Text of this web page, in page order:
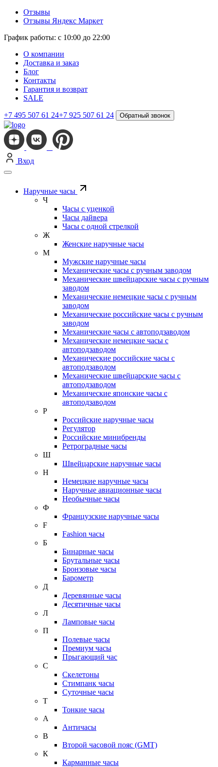
Отзывы
Отзывы Яндекс Маркет
График работы: с 10:00 до 22:00
О компании
Доставка и заказ
Блог
Контакты
Гарантия и возврат
SALE
+7 495 507 61 24+7 925 507 61 24 Обратный звонок
Вход
Наручные часы
Ч
Часы с уценкой
Часы дайвера
Часы с одной стрелкой
Ж
Женские наручные часы
М
Мужские наручные часы
Механические часы с ручным заводом
Механические швейцарские часы с ручным
заводом
Механические немецкие часы с ручным
заводом
Механические российские часы с ручным
заводом
Механические часы с автоподзаводом
Механические немецкие часы с
автоподзаводом
Механические российские часы с
автоподзаводом
Механические швейцарские часы с
автоподзаводом
Механические японские часы с
автоподзаводом
Р
Российские наручные часы
Регулятор
Российские минибренды
Ретроградные часы
Ш
Швейцарские наручные часы
Н
Немецкие наручные часы
Наручные авиационные часы
Необычные часы
Ф
Французские наручные часы
F
Fashion часы
Б
Бинарные часы
Брутальные часы
Бронзовые часы
Барометр
Д
Деревянные часы
Десятичные часы
Л
Ламповые часы
П
Полевые часы
Премиум часы
Прыгающий час
С
Скелетоны
Стимпанк часы
Суточные часы
Т
Тонкие часы
А
Античасы
В
Второй часовой пояс (GMT)
К
Карманные часы